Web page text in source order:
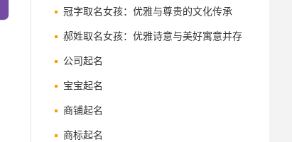
冠字取名女孩：优雅与尊贵的文化传承
郝姓取名女孩：优雅诗意与美好寓意并存
的精选名字
公司起名
宝宝起名
商铺起名
商标起名